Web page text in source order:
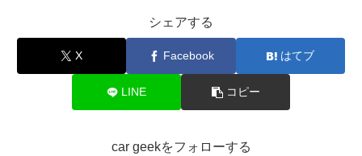
シェアする
X Facebook はてブ
LINE コピー
car geekをフォローする